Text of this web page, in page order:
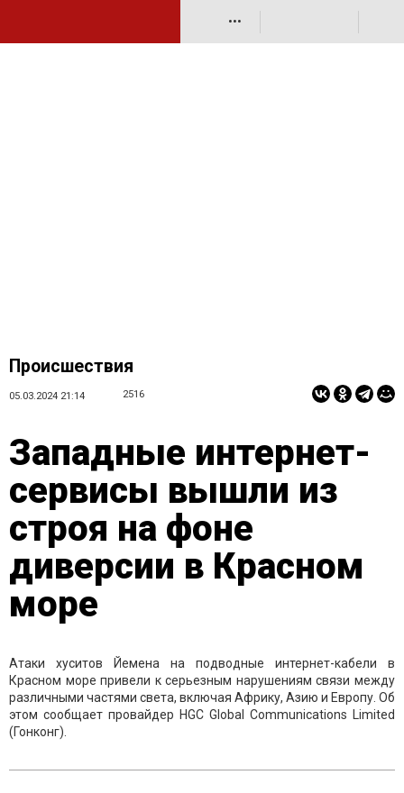
•••
Происшествия
05.03.2024 21:14 2516
Западные интернет-
сервисы вышли из
строя на фоне
диверсии в Красном
море
Атаки хуситов Йемена на подводные интернет-кабели в
Красном море привели к серьезным нарушениям связи между
различными частями света, включая Африку, Азию и Европу. Об
этом сообщает провайдер HGC Global Communications Limited
(Гонконг).